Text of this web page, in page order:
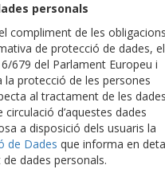
personals
compliment de les obligacions
de protecció de dades, el
679 del Parlament Europeu i
la protecció de les persones
al tractament de les dades
d’aquestes dades
a disposició dels usuaris la
de Dades que informa en
dades personals.